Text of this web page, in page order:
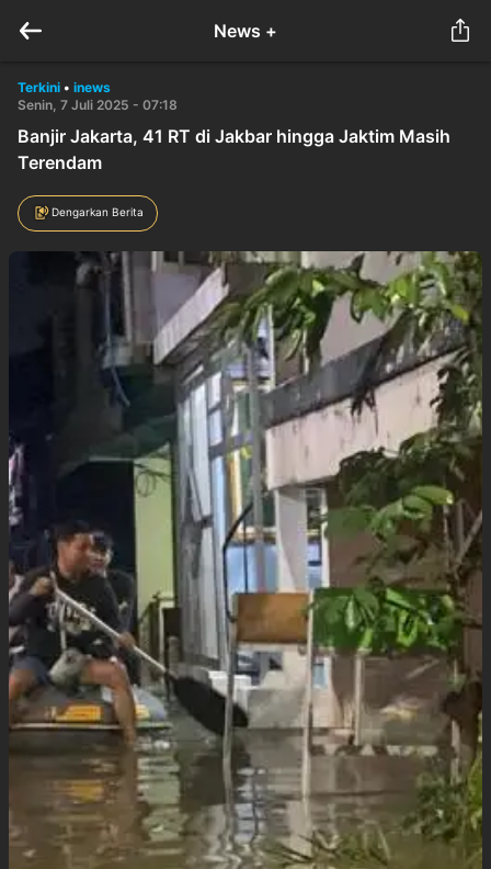
News +
Terkini • inews
Senin, 7 Juli 2025 - 07:18
Banjir Jakarta, 41 RT di Jakbar hingga Jaktim Masih
Terendam
Dengarkan Berita